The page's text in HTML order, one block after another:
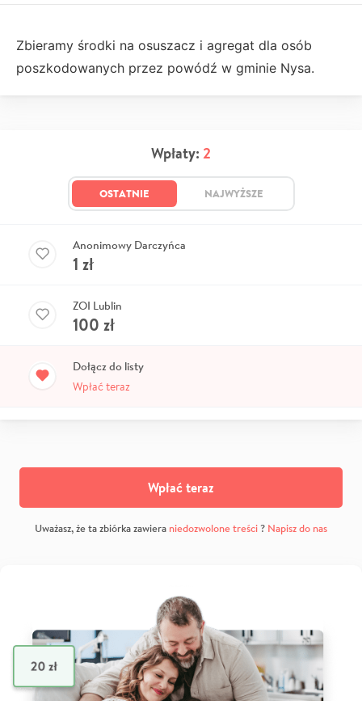
Zbieramy środki na osuszacz i agregat dla osób
poszkodowanych przez powódź w gminie Nysa.
Wpłaty: 2
OSTATNIE NAJWYŻSZE
Anonimowy Darczyńca
1 zł
ZOI Lublin
100 zł
Dołącz do listy
Wpłać teraz
Wpłać teraz
Uważasz, że ta zbiórka zawiera niedozwolone treści? Napisz do nas